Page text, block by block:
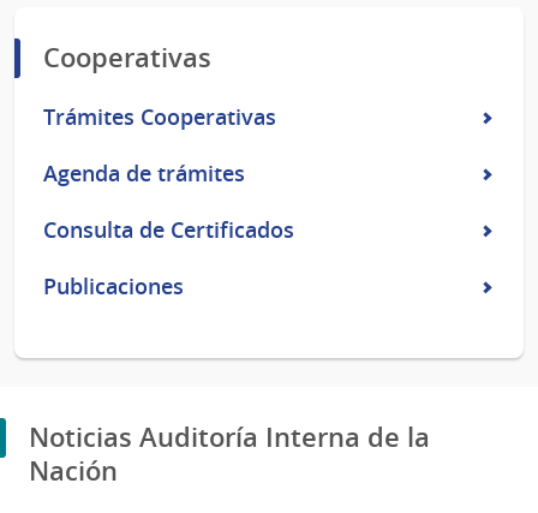
Cooperativas
Trámites Cooperativas
Agenda de trámites
Consulta de Certificados
Publicaciones
Noticias Auditoría Interna de la
Nación